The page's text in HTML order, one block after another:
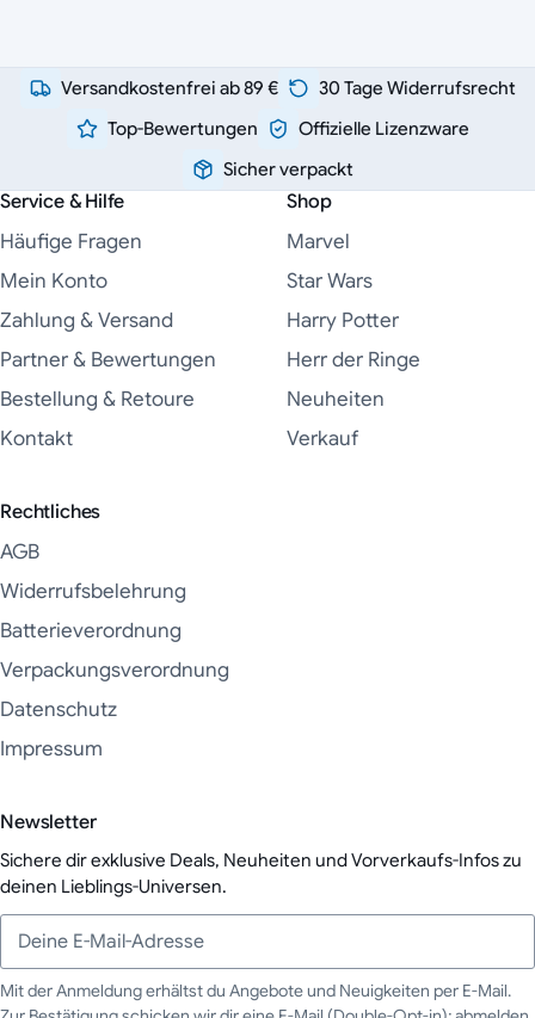
Versandkostenfrei ab 89 €
30 Tage Widerrufsrecht
Top-Bewertungen
Offizielle Lizenzware
Sicher verpackt
Service & Hilfe
Häufige Fragen
Mein Konto
Zahlung & Versand
Partner & Bewertungen
Bestellung & Retoure
Kontakt
Shop
Marvel
Star Wars
Harry Potter
Herr der Ringe
Neuheiten
Verkauf
Rechtliches
AGB
Widerrufsbelehrung
Batterieverordnung
Verpackungsverordnung
Datenschutz
Impressum
Newsletter
Sichere dir exklusive Deals, Neuheiten und Vorverkaufs-Infos zu
deinen Lieblings-Universen.
Mit der Anmeldung erhältst du Angebote und Neuigkeiten per E-Mail.